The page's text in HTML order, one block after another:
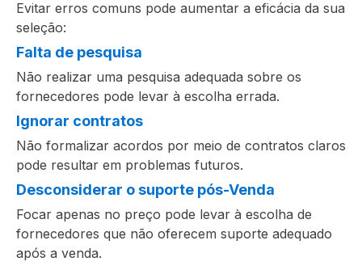
Evitar erros comuns pode aumentar a eficácia da sua
seleção:
Falta de pesquisa
Não realizar uma pesquisa adequada sobre os
fornecedores pode levar à escolha errada.
Ignorar contratos
Não formalizar acordos por meio de contratos claros
pode resultar em problemas futuros.
Desconsiderar o suporte pós-Venda
Focar apenas no preço pode levar à escolha de
fornecedores que não oferecem suporte adequado
após a venda.